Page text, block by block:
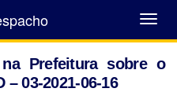
Abrir
Menu
Prefeitura sobre o
03-2021-06-16